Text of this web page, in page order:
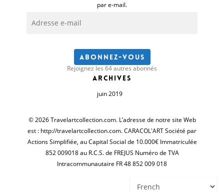
par e-mail.
e-
Abonnez-vous
Rejoignez les 64 autres abonnés
Archives
juin 2019
© 2026 Travelartcollection.com. L’adresse de notre site Web
est : http://travelartcollection.com. CARACOL'ART Société par
Actions Simplifiée, au Capital Social de 10.000€ Immatriculée
852 009018 au R.C.S. de FREJUS Numéro de TVA
Intracommunautaire FR 48 852 009 018